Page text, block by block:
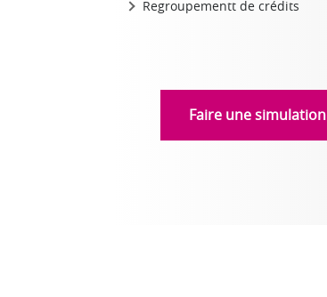
Regroupementt de crédits
Faire une simulation